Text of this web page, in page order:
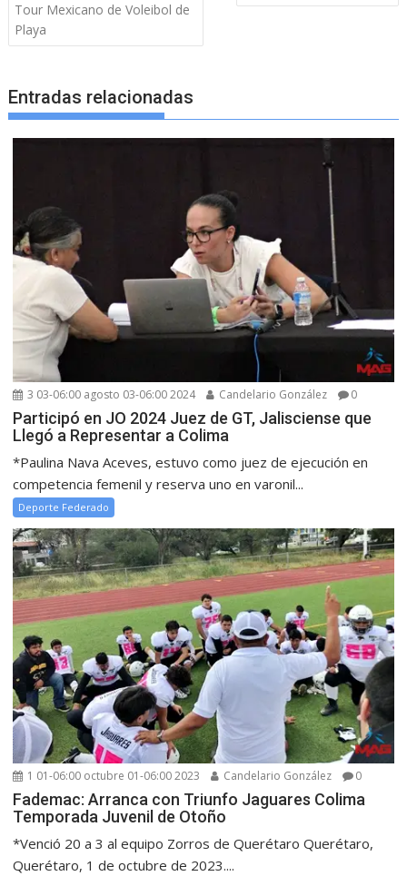
de
entradas
Tour Mexicano de Voleibol de
Playa
Entradas relacionadas
3 03-06:00 agosto 03-06:00 2024 Candelario González 0
Participó en JO 2024 Juez de GT, Jalisciense que
Llegó a Representar a Colima
*Paulina Nava Aceves, estuvo como juez de ejecución en
competencia femenil y reserva uno en varonil...
Deporte Federado
1 01-06:00 octubre 01-06:00 2023 Candelario González 0
Fademac: Arranca con Triunfo Jaguares Colima
Temporada Juvenil de Otoño
*Venció 20 a 3 al equipo Zorros de Querétaro Querétaro,
Querétaro, 1 de octubre de 2023....